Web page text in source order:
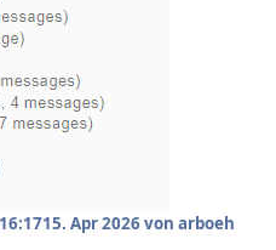
15. Apr 2026 von arboeh